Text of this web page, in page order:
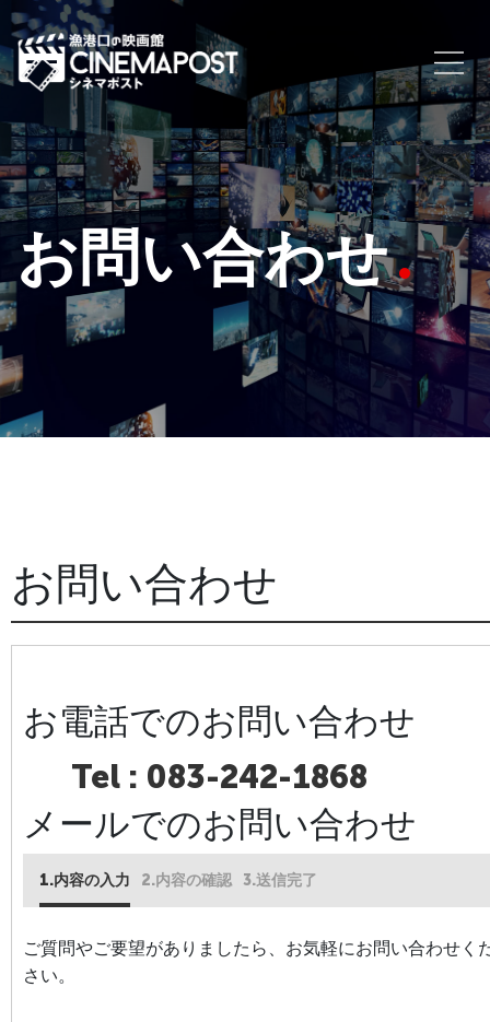
お問い合わせ
お問い合わせ
お電話でのお問い合わせ
Tel : 083-242-1868
メールでのお問い合わせ
内容の入力 内容の確認 送信完了
ご質問やご要望がありましたら、お気軽にお問い合わせく
さい。